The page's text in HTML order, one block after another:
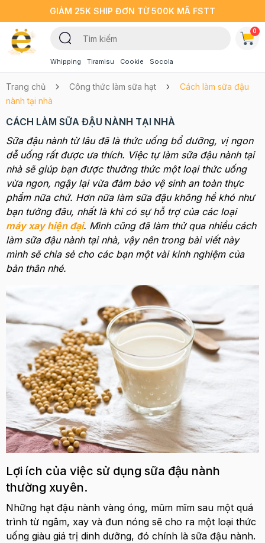
GIẢM 25K SHIP ĐƠN TỪ 500K MÃ FSTT
Whipping Tiramisu Cookie Socola
0
Trang chủ Công thức làm sữa hạt
Cách làm sữa đậu
nành tại nhà
CÁCH LÀM SỮA ĐẬU NÀNH TẠI NHÀ
Sữa đậu nành từ lâu đã là thức uống bổ dưỡng, vị ngon
dễ uống rất được ưa thích. Việc tự làm sữa đậu nành tại
nhà sẽ giúp bạn được thưởng thức một loại thức uống
vừa ngon, ngậy lại vừa đảm bảo vệ sinh an toàn thực
phẩm nữa chứ. Hơn nữa làm sữa đậu không hề khó như
bạn tưởng đâu, nhất là khi có sự hỗ trợ của các loại
máy xay hiện đại. Mình cũng đã làm thử qua nhiều cách
làm sữa đậu nành tại nhà, vậy nên trong bài viết này
mình sẽ chia sẻ cho các bạn một vài kinh nghiệm của
bản thân nhé.
Lợi ích của việc sử dụng sữa đậu nành
thường xuyên.
Những hạt đậu nành vàng óng, mũm mĩm sau một quá
trình từ ngâm, xay và đun nóng sẽ cho ra một loại thức
uống giàu giá trị dinh dưỡng, đó chính là sữa đậu nành.